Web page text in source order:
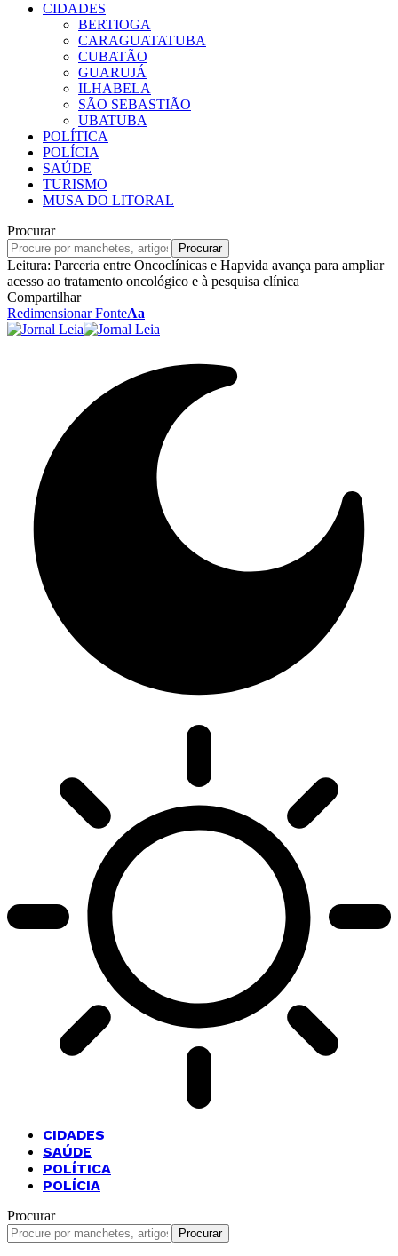
CIDADES
BERTIOGA
CARAGUATATUBA
CUBATÃO
GUARUJÁ
ILHABELA
SÃO SEBASTIÃO
UBATUBA
POLÍTICA
POLÍCIA
SAÚDE
TURISMO
MUSA DO LITORAL
Procurar
Leitura: Parceria entre Oncoclínicas e Hapvida avança para ampliar
acesso ao tratamento oncológico e à pesquisa clínica
Compartilhar
Redimensionar FonteAa
CIDADES
SAÚDE
POLÍTICA
POLÍCIA
Procurar